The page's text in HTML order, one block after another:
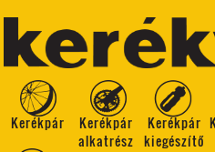
Kerékpár
Kerékpár
alkatrész
Kerékpár
kiegészítő